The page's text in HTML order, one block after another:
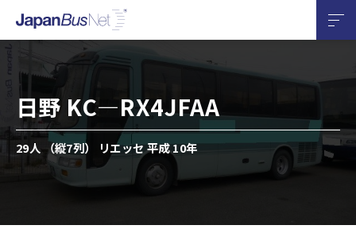
日野 KC—RX4JFAA
29人 （縦7列） リエッセ 平成 10年